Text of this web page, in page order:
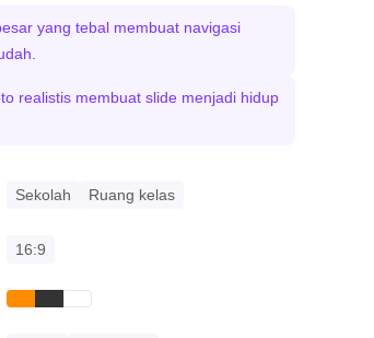
yang tebal membuat navigasi
realistis membuat slide menjadi hidup
Sekolah Ruang kelas
16:9
orange
blackwhite